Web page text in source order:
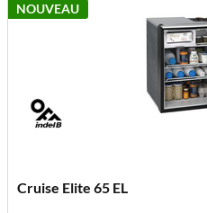
NOUVEAU
Cruise Elite 65 EL